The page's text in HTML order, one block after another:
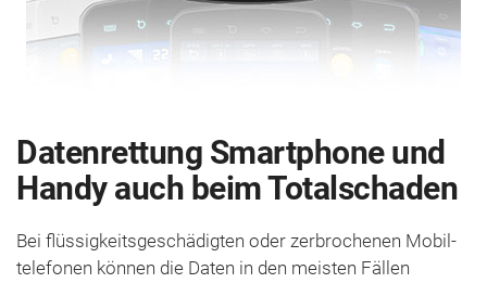
Datenrettung Smartphone und
Handy auch beim Totalschaden
Bei flüssig­keits­geschädigten oder zer­brochenen Mobil­
telefonen können die Daten in den meisten Fällen